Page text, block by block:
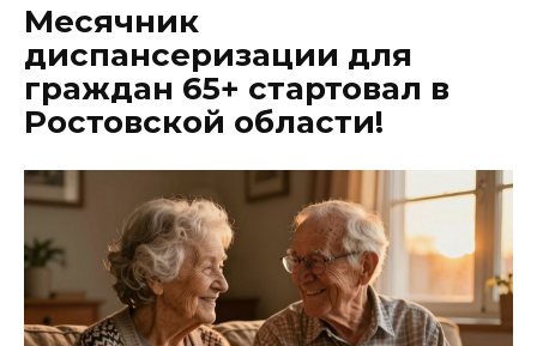
Месячник
диспансеризации для
граждан 65+ стартовал в
Ростовской области!